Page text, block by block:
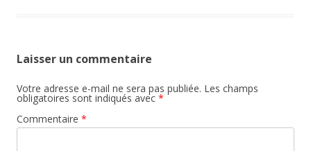
Laisser un commentaire
Votre adresse e-mail ne sera pas publiée. Les champs
obligatoires sont indiqués avec *
Commentaire *